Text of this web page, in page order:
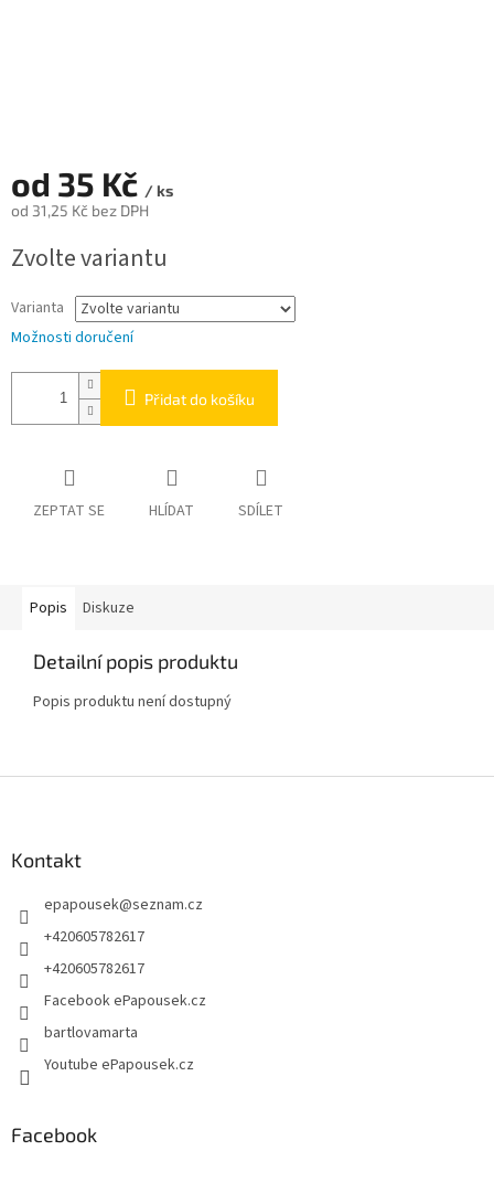
od 35 Kč / ks
od 31,25 Kč bez DPH
cena:
Zvolte variantu
Varianta
Možnosti doručení
Přidat do košíku
ZEPTAT SE HLÍDAT SDÍLET
Popis Diskuze
Detailní popis produktu
Popis produktu není dostupný
Kontakt
epapousek@seznam.cz
+420605782617
+420605782617
Facebook ePapousek.cz
bartlovamarta
Youtube ePapousek.cz
Facebook